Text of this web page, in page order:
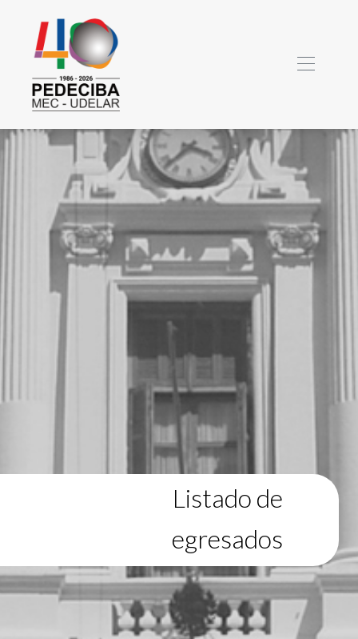
Listado de
egresados